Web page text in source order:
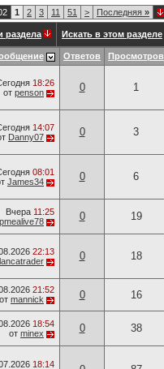
1 2 3 11 51 > Последняя »
раздела Искать в этом разделе
Ответов Просмотров
18:26
от penson 0 1
14:07
Danny07 0 3
08:01
James34 0 6
Вчера 11:25
0 19
22:13
0 18
21:52
от mannick 0 16
18:54
от minex 0 38
18:14